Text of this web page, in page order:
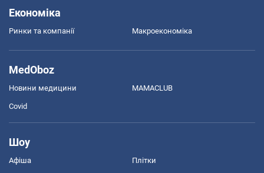
Економіка
Ринки та компанії Макроекономіка
MedOboz
Новини медицини MAMACLUB
Covid
Шоу
Афіша Плітки